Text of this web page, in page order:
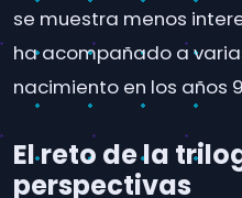
se muestra menos
ha acompañado a
nacimiento en los años
El reto de la
perspectivas